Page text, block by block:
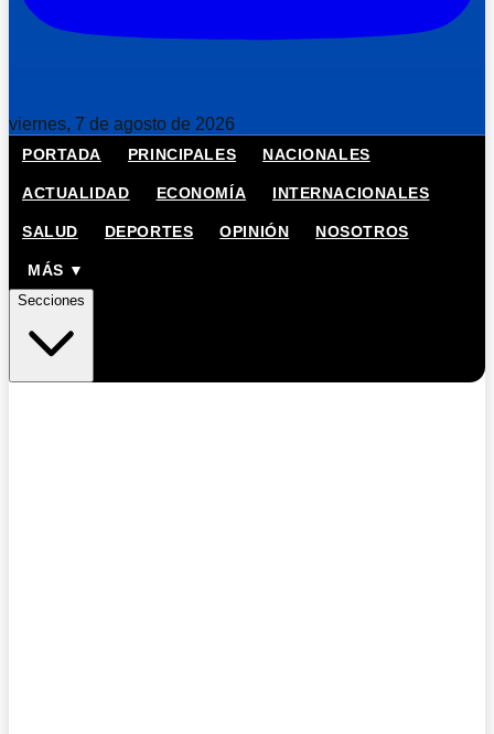
viernes, 7 de agosto de 2026
PORTADA PRINCIPALES NACIONALES
ACTUALIDAD ECONOMÍA INTERNACIONALES
SALUD DEPORTES OPINIÓN NOSOTROS
MÁS ▼
Secciones